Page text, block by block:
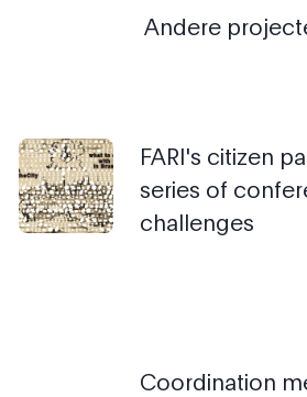
Andere
FARI's citizen
series of
challenges
Coordination